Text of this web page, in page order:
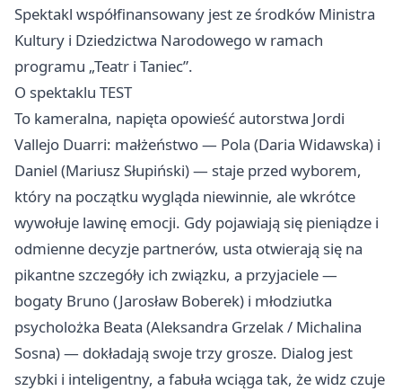
Spektakl współfinansowany jest ze środków Ministra
Kultury i Dziedzictwa Narodowego w ramach
programu „Teatr i Taniec”.
O spektaklu TEST
To kameralna, napięta opowieść autorstwa Jordi
Vallejo Duarri: małżeństwo — Pola (Daria Widawska) i
Daniel (Mariusz Słupiński) — staje przed wyborem,
który na początku wygląda niewinnie, ale wkrótce
wywołuje lawinę emocji. Gdy pojawiają się pieniądze i
odmienne decyzje partnerów, usta otwierają się na
pikantne szczegóły ich związku, a przyjaciele —
bogaty Bruno (Jarosław Boberek) i młodziutka
psycholożka Beata (Aleksandra Grzelak / Michalina
Sosna) — dokładają swoje trzy grosze. Dialog jest
szybki i inteligentny, a fabuła wciąga tak, że widz czuje